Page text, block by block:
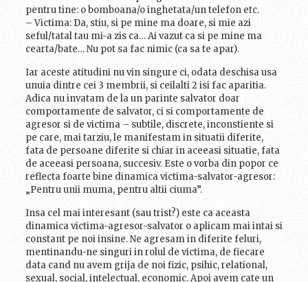
pentru tine: o bomboana/o inghetata/un telefon etc.
– Victima: Da, stiu, si pe mine ma doare, si mie azi
seful/tatal tau mi-a zis ca… Ai vazut ca si pe mine ma
cearta/bate… Nu pot sa fac nimic (ca sa te apar).
Iar aceste atitudini nu vin singure ci, odata deschisa usa
unuia dintre cei 3 membrii, si ceilalti 2 isi fac aparitia.
Adica nu invatam de la un parinte salvator doar
comportamente de salvator, ci si comportamente de
agresor si de victima – subtile, discrete, inconstiente si
pe care, mai tarziu, le manifestam in situatii diferite,
fata de persoane diferite si chiar in aceeasi situatie, fata
de aceeasi persoana, succesiv. Este o vorba din popor ce
reflecta foarte bine dinamica victima-salvator-agresor:
„Pentru unii muma, pentru altii ciuma”.
Insa cel mai interesant (sau trist?) este ca aceasta
dinamica victima-agresor-salvator o aplicam mai intai si
constant pe noi insine. Ne agresam in diferite feluri,
mentinandu-ne singuri in rolul de victima, de fiecare
data cand nu avem grija de noi fizic, psihic, relational,
sexual, social, intelectual, economic. Apoi avem cate un